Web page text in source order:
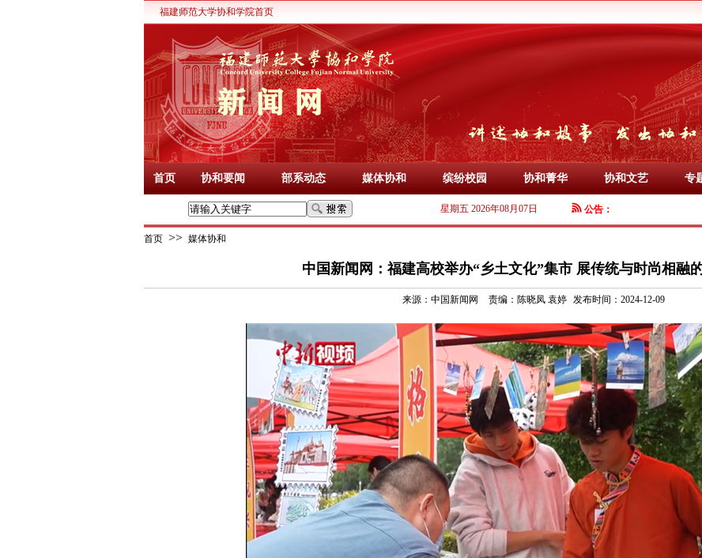
福建师范大学协和学院首页
首页 协和要闻 部系动态 媒体协和 缤纷校园 协和菁华 协和文艺 专
星期五 2026年08月07日 公告：
首页 >> 媒体协和
中国新闻网：福建高校举办“乡土文化”集市 展传统与时尚相融
来源： 中国新闻网 责编： 陈晓凤 袁婷 发布时间：2024-12-09